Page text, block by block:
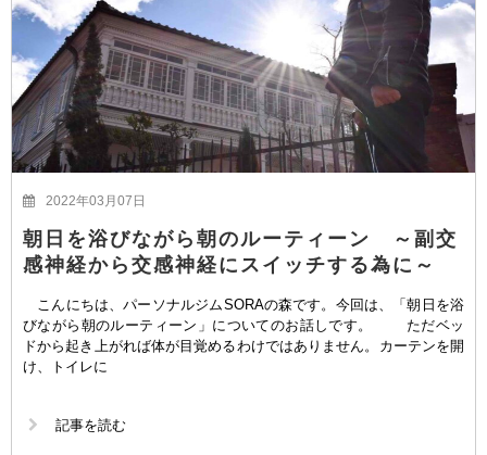
2022年03月07日
朝日を浴びながら朝のルーティーン ～副交
感神経から交感神経にスイッチする為に～
こんにちは、パーソナルジムSORAの森です。今回は、「朝日を浴
びながら朝のルーティーン」についてのお話しです。 ただベッ
ドから起き上がれば体が目覚めるわけではありません。カーテンを開
け、トイレに
記事を読む